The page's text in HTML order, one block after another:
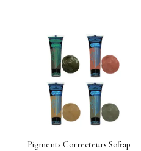
Pigments Correcteurs Softap